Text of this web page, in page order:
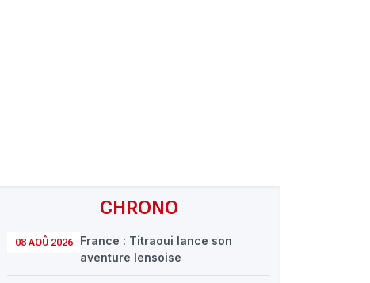
CHRONO
08 AOÛ 2026
France : Titraoui lance son
aventure lensoise